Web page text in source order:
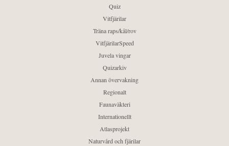
Quiz
Vitfjärilar
Träna raps/kål/rov
VitfjärilarSpeed
Juvela vingar
Quizarkiv
Annan övervakning
Regionalt
Faunaväkteri
Internationellt
Atlasprojekt
Naturvård och fjärilar